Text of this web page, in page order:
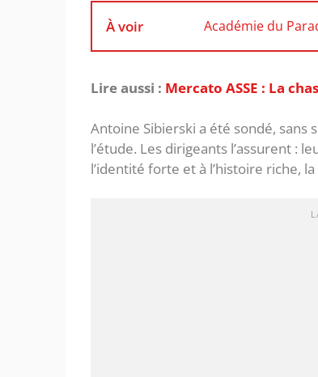
À voir Académie du
Lire aussi : Mercato ASSE : La
Antoine Sibierski a été sondé, sans
l’étude. Les dirigeants l’assurent :
l’identité forte et à l’histoire riche,